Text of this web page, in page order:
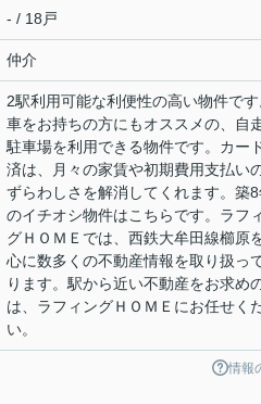
- / 18戸
仲介
2駅利用可能な利便性の高い物件で
車をお持ちの方にもオススメの、自
駐車場を利用できる物件です。カー
済は、月々の家賃や初期費用支払い
ずらわしさを解消してくれます。築
のイチオシ物件はこちらです。ラフ
グＨＯＭＥでは、西鉄大牟田線櫛原
心に数多くの不動産情報を取り扱っ
ります。駅から近い不動産をお求め
は、ラフィングＨＯＭＥにお任せく
い。
情報